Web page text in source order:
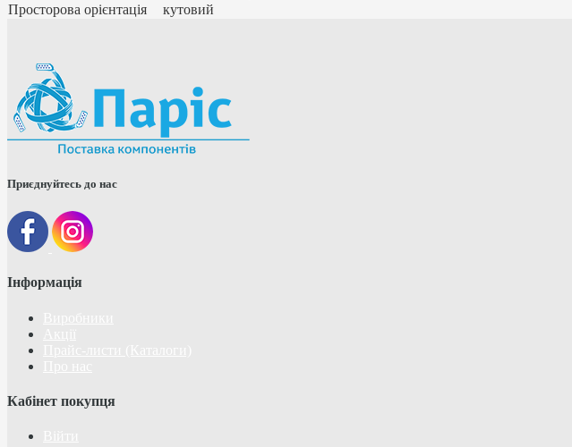
Просторова орієнтація
кутовий
Приєднуйтесь до нас
Інформація
Кабінет покупця